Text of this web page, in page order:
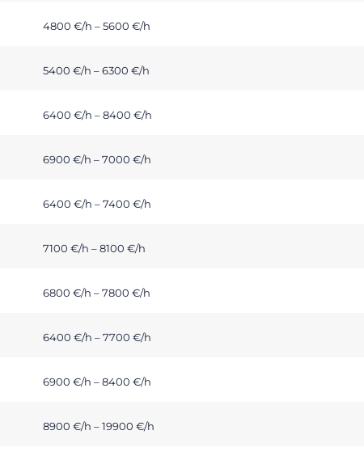
4800 €/h – 5600 €/h
5400 €/h – 6300 €/h
6400 €/h – 8400 €/h
6900 €/h – 7000 €/h
6400 €/h – 7400 €/h
7100 €/h – 8100 €/h
6800 €/h – 7800 €/h
6400 €/h – 7700 €/h
6900 €/h – 8400 €/h
8900 €/h – 19900 €/h